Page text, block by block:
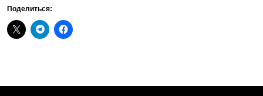
Поделиться: